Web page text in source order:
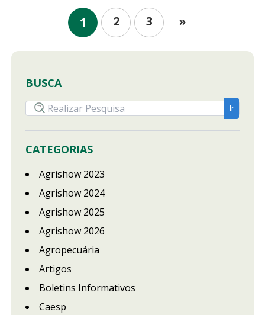
1 2 3 »
BUSCA
CATEGORIAS
Agrishow 2023
Agrishow 2024
Agrishow 2025
Agrishow 2026
Agropecuária
Artigos
Boletins Informativos
Caesp